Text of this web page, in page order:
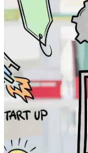
İletişim